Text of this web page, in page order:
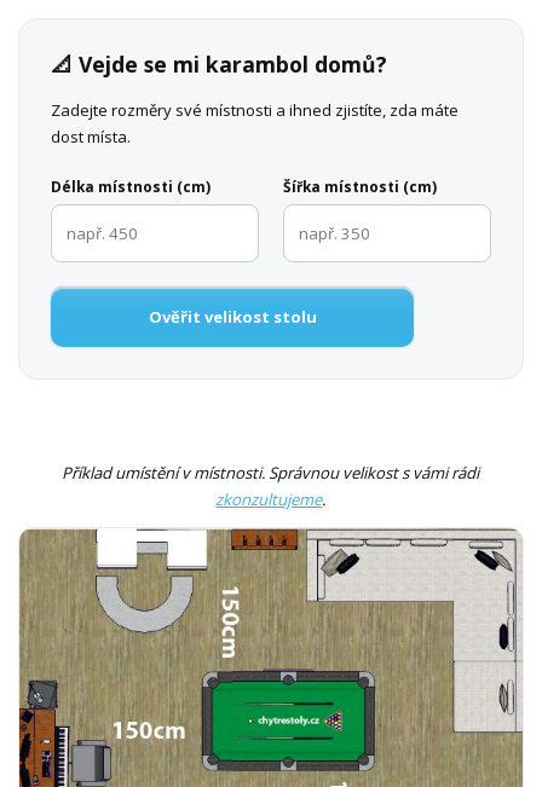
📐 Vejde se mi karambol domů?
Zadejte rozměry své místnosti a ihned zjistíte, zda máte
dost místa.
Délka místnosti (cm) Šířka místnosti (cm)
Ověřit velikost stolu
Příklad umístění v místnosti. Správnou velikost s vámi rádi
zkonzultujeme.